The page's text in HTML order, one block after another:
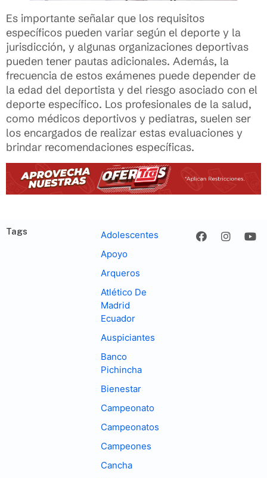
Es importante señalar que los requisitos
específicos pueden variar según el deporte y la
jurisdicción, y algunas organizaciones deportivas
pueden tener pautas adicionales. Además, la
frecuencia de estos exámenes puede depender de
la edad del deportista y del riesgo asociado con el
deporte específico. Los profesionales de la salud,
como médicos deportivos y pediatras, suelen ser
los encargados de realizar estas evaluaciones y
brindar recomendaciones específicas.
Tags
Adolescentes
Apoyo
Arqueros
Atlético De
Madrid
Ecuador
Auspiciantes
Banco
Pichincha
Bienestar
Campeonato
Campeonatos
Campeones
Cancha